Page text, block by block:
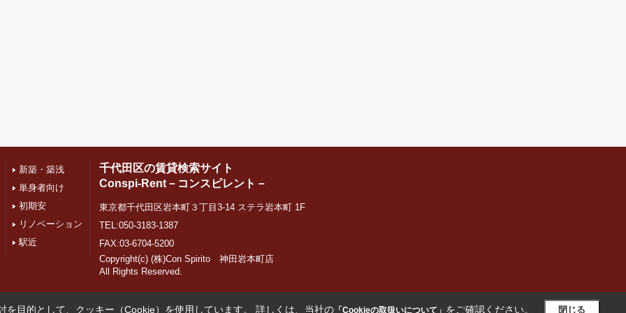
新築・築浅
単身者向け
初期安
リノベーション
駅近
千代田区の賃貸検索サイト
Conspi-Rent－コンスピレント－
東京都千代田区岩本町３丁目3-14 ステラ岩本町 1F
TEL:050-3183-1387
FAX:03-6704-5200
Copyright(c) (株)Con Spirito 神田岩本町店
All Rights Reserved.
目的として、クッキー（Cookie）を使用しています。 詳しくは、当社の「Cookieの取扱いについて」 をご確認ください。 閉じる